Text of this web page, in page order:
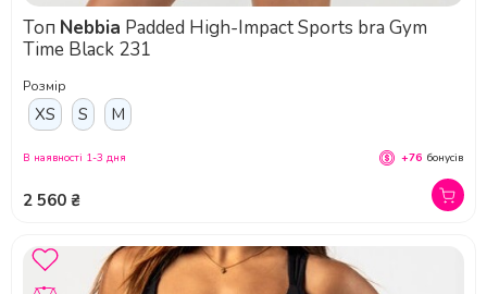
Топ Nebbia Padded High-Impact Sports bra Gym
Time Black 231
Розмір
XS S M
2 560 ₴
В наявності 1-3 дня +76 бонусів